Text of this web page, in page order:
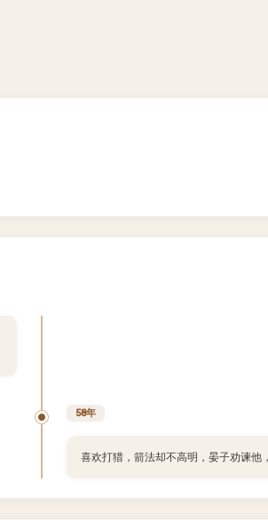
58年
喜欢打猎，箭法却不高明，晏子劝谏他